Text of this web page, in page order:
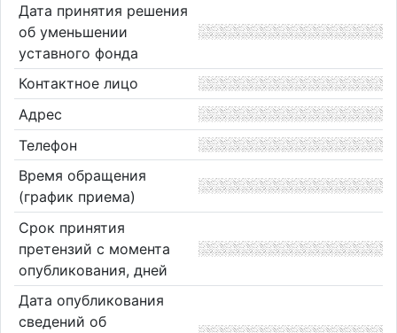
Дата принятия решения
об уменьшении
уставного фонда
Контактное лицо
Адрес
Телефон
Время обращения
(график приема)
Срок принятия
претензий с момента
опубликования, дней
Дата опубликования
сведений об